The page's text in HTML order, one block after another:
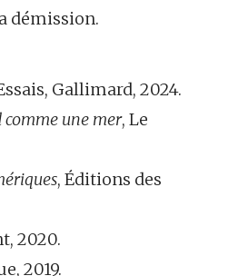
démission.
Gallimard, 2024.
comme une mer, Le
, Éditions des
2020.
2019.